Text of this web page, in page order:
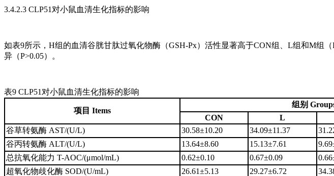
3.4.2.3 CLP51对小鼠血清生化指标的影响
如表9所示，H组的血清谷胱甘肽过氧化物酶（GSH-Px）活性显著高于CON组、L组和M组
异（P>0.05）。
表9 CLP51对小鼠血清生化指标的影响
项目 Items
组别
CON
L
谷草转氨酶 AST/(U/L)
30.58±10.20 34.09±11.37
谷丙转氨酶 ALT/(U/L)
13.64±8.60 15.13±7.61
总抗氧化能力 T-AOC/(μmol/mL)
0.62±0.10 0.67±0.09
超氧化物歧化酶 SOD/(U/mL)
26.61±5.13 29.27±6.72